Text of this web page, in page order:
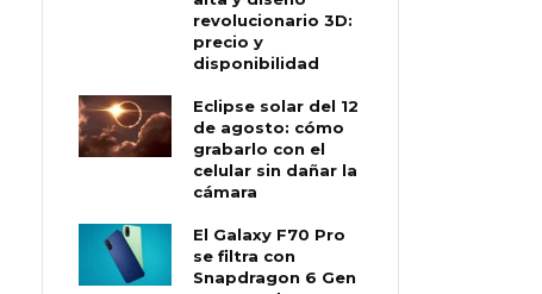
revolucionario 3D:
precio y
disponibilidad
Eclipse solar del 12
de agosto: cómo
grabarlo con el
celular sin dañar la
cámara
El Galaxy F70 Pro
se filtra con
Snapdragon 6 Gen